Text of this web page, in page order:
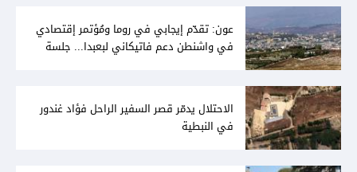
عون: تقدّم إيجابي في روما ومُؤتمر إقتصادي
في واشنطن دعم فاتيكاني لبعبدا... جلسة
الاحتلال يدمّر قصر السفير الراحل فؤاد غندور
في النبطية